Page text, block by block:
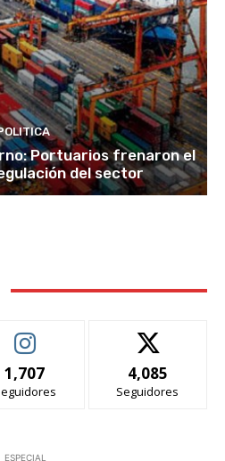
Portuarios frenaron el
del sector
1,707 4,085
Seguidores
ESPECIAL